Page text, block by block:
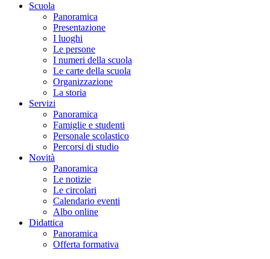
Scuola
Panoramica
Presentazione
I luoghi
Le persone
I numeri della scuola
Le carte della scuola
Organizzazione
La storia
Servizi
Panoramica
Famiglie e studenti
Personale scolastico
Percorsi di studio
Novità
Panoramica
Le notizie
Le circolari
Calendario eventi
Albo online
Didattica
Panoramica
Offerta formativa